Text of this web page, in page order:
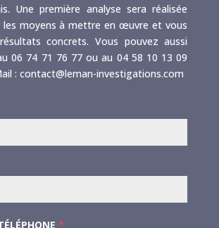
Une première analyse sera réalisée
les moyens à mettre en œuvre et vous
concrets. Vous pouvez aussi
06 74 71 76 77 ou au 04 58 10 13 09
: contact@leman-investigations.com
*